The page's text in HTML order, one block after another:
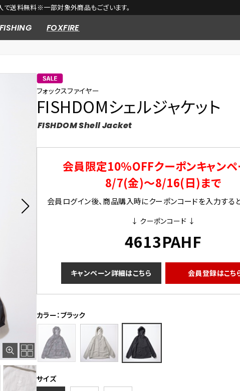
送料無料※一部対象外商品もございます。
FOXFIRE
フォックスファイヤー
FISHDOMシェルジャケット
FISHDOM Shell Jacket
会員限定10％OFFクーポンキャンペ
8/7(金)～8/16(日)まで
会員ログイン後、商品購入時にクーポンコードを入力する
↓ クーポンコード ↓
4613PAHF
キャンペーン詳細はこちら 会員登録はこち
カラー：ブラック
サイズ